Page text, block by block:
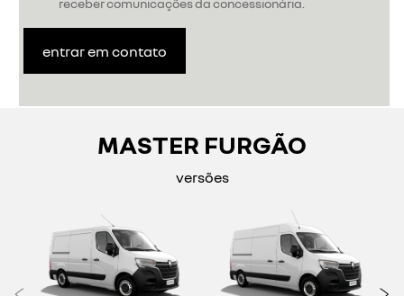
entrar em contato
MASTER FURGÃO
versões